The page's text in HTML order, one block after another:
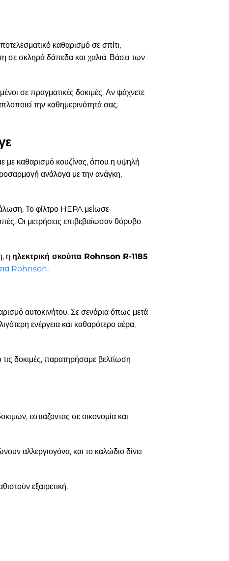
καθαρισμό σε σπίτι,
σε σκληρά δάπεδα και χαλιά. Βάσει των
σε πραγματικές δοκιμές. Αν ψάχνετε
την καθημερινότητά σας.
με καθαρισμό κουζίνας, όπου η υψηλή
ανάλογα με την ανάγκη,
Το φίλτρο HEPA μείωσε
Οι μετρήσεις επιβεβαίωσαν θόρυβο
η ηλεκτρική σκούπα Rohnson R-1185
Rohnson.
αυτοκινήτου. Σε σενάρια όπως μετά
ενέργεια και καθαρότερο αέρα,
δοκιμές, παρατηρήσαμε βελτίωση
εστιάζοντας σε οικονομία και
αλλεργιογόνα, και το καλώδιο δίνει
εξαιρετική.